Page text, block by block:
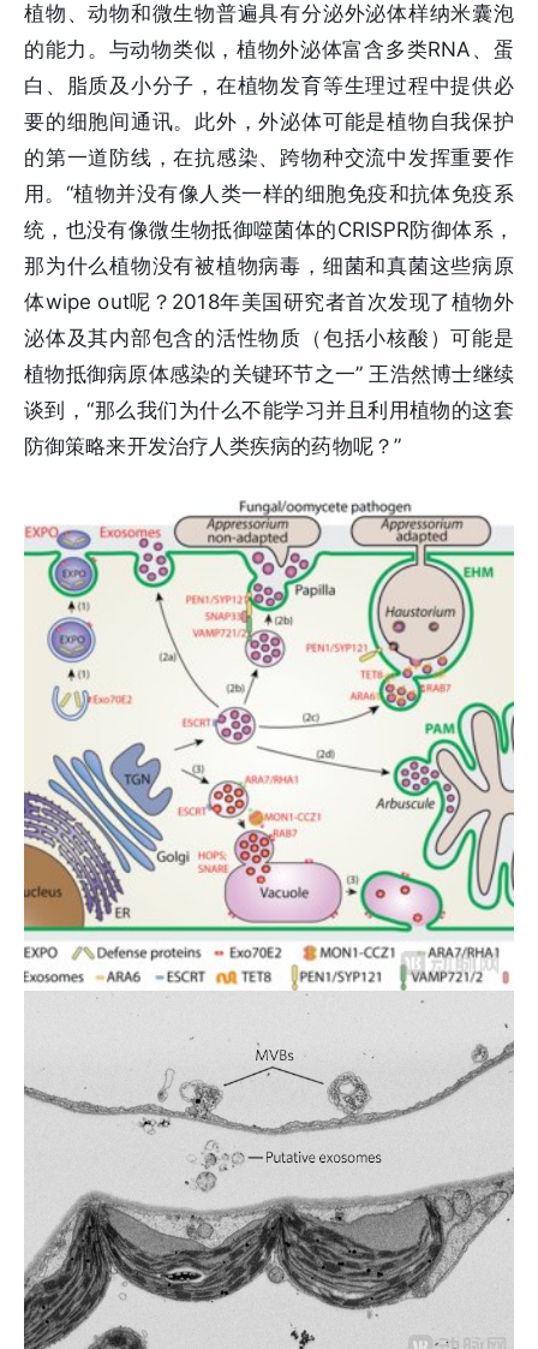
植物、动物和微生物普遍具有分泌外泌体样纳米囊泡
的能力。与动物类似，植物外泌体富含多类RNA、蛋
白、脂质及小分子，在植物发育等生理过程中提供必
要的细胞间通讯。此外，外泌体可能是植物自我保护
的第一道防线，在抗感染、跨物种交流中发挥重要作
用。“植物并没有像人类一样的细胞免疫和抗体免疫系
统，也没有像微生物抵御噬菌体的CRISPR防御体系，
那为什么植物没有被植物病毒，细菌和真菌这些病原
体wipe out呢？2018年美国研究者首次发现了植物外
泌体及其内部包含的活性物质（包括小核酸）可能是
植物抵御病原体感染的关键环节之一” 王浩然博士继续
谈到，“那么我们为什么不能学习并且利用植物的这套
防御策略来开发治疗人类疾病的药物呢？”